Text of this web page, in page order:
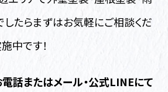
したらまずはお気軽にご相談くだ
中です！
話またはメール・公式LINEにて